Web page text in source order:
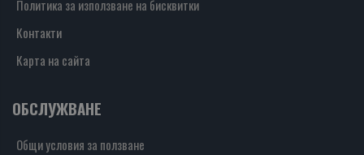
Политика за използване на бисквитки
Контакти
Карта на сайта
ОБСЛУЖВАНЕ
Общи условия за ползване